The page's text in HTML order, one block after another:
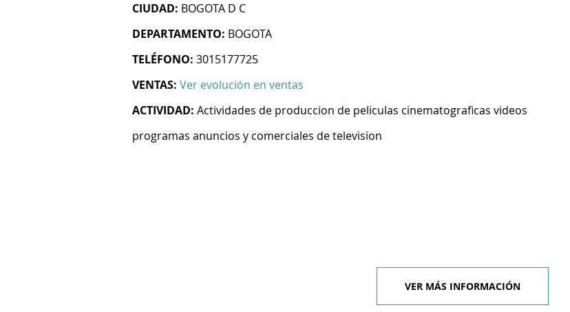
CIUDAD: BOGOTA D C
DEPARTAMENTO: BOGOTA
TELÉFONO: 3015177725
VENTAS: Ver evolución en ventas
ACTIVIDAD: Actividades de produccion de peliculas cinematograficas videos
programas anuncios y comerciales de television
VER MÁS INFORMACIÓN